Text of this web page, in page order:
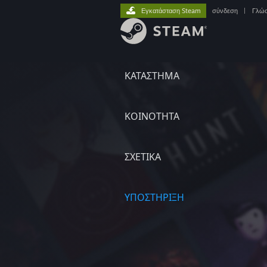
ΚΑΤΑΣΤΗΜΑ
ΚΟΙΝΟΤΗΤΑ
ΣΧΕΤΙΚΆ
ΥΠΟΣΤΗΡΙΞΗ
Εγκατάσταση Steam σύνδεση